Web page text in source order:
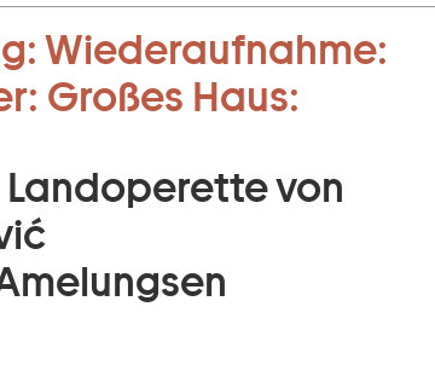
Wiederaufnahme:
Großes Haus:
Landoperette von